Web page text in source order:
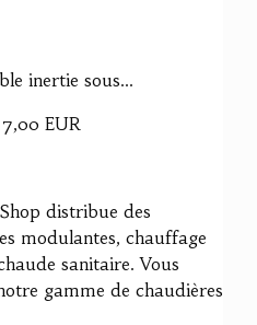
inertie sous...
EUR
distribue des
modulantes, chauffage
sanitaire. Vous
gamme de chaudières